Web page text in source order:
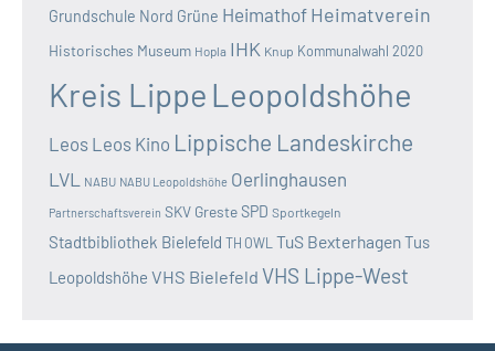
Grundschule Nord Grüne Heimathof Heimatverein
Historisches Museum Hopla IHK Knup Kommunalwahl 2020
Kreis Lippe Leopoldshöhe
Leos Leos Kino Lippische Landeskirche
LVL NABU NABU Leopoldshöhe Oerlinghausen
Partnerschaftsverein SKV GresteSPD Sportkegeln
Stadtbibliothek Bielefeld TH OWL TuS BexterhagenTus
Leopoldshöhe VHS Bielefeld VHS Lippe-West